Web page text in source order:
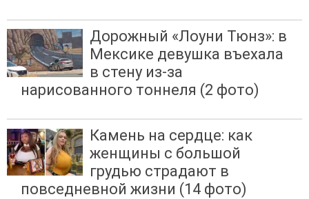
Дорожный «Лоуни Тюнз»: в
Мексике девушка въехала
в стену из-за
нарисованного тоннеля (2 фото)
Камень на сердце: как
женщины с большой
грудью страдают в
повседневной жизни (14 фото)